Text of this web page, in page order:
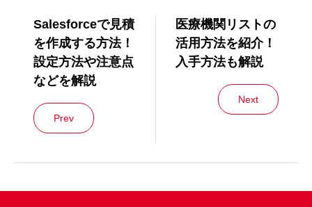
Salesforceで見積
を作成する方法！
設定方法や注意点
などを解説
Prev
医療機関リストの
活用方法を紹介！
入手方法も解説
Next